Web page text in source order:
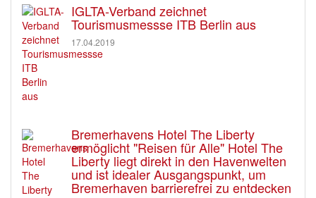
IGLTA-Verband zeichnet
Tourismusmessse ITB Berlin aus
17.04.2019
Bremerhavens Hotel The Liberty
ermöglicht "Reisen für Alle" Hotel The
Liberty liegt direkt in den Havenwelten
und ist idealer Ausgangspunkt, um
Bremerhaven barrierefrei zu entdecken